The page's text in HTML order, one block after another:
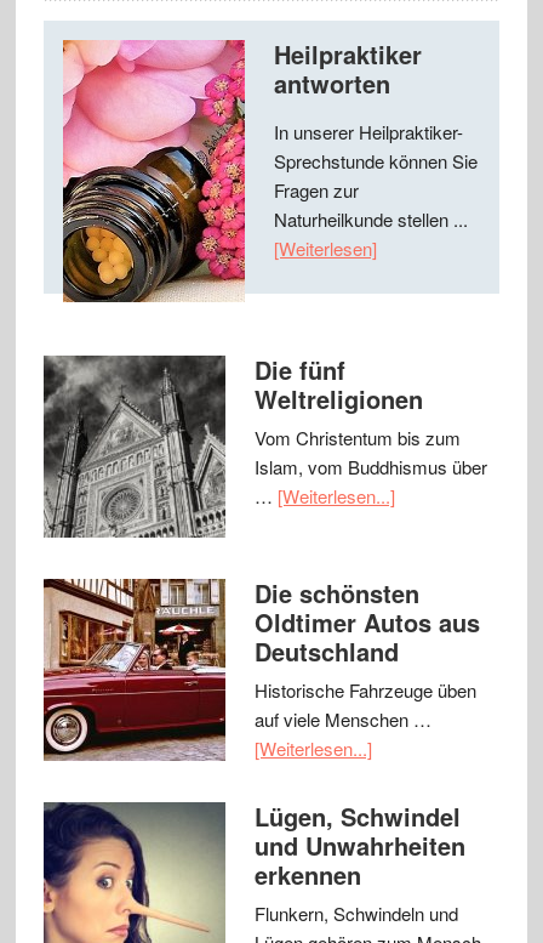
Heilpraktiker
antworten
In unserer Heilpraktiker-
Sprechstunde können Sie
Fragen zur
Naturheilkunde stellen ...
[Weiterlesen]
Die fünf
Weltreligionen
Vom Christentum bis zum
Islam, vom Buddhismus über
… [Weiterlesen...]
Die schönsten
Oldtimer Autos aus
Deutschland
Historische Fahrzeuge üben
auf viele Menschen …
[Weiterlesen...]
Lügen, Schwindel
und Unwahrheiten
erkennen
Flunkern, Schwindeln und